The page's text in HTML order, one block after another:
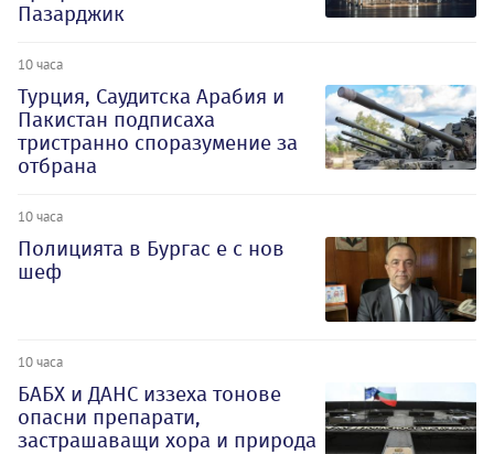
Пазарджик
10 часа
Турция, Саудитска Арабия и
Пакистан подписаха
тристранно споразумение за
отбрана
10 часа
Полицията в Бургас е с нов
шеф
10 часа
БАБХ и ДАНС иззеха тонове
опасни препарати,
застрашаващи хора и природа